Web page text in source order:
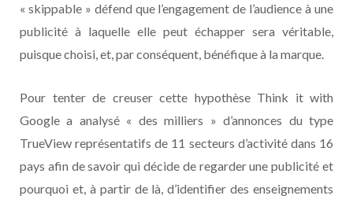
« skippable » défend que l’engagement de l’audience à une
publicité à laquelle elle peut échapper sera véritable,
puisque choisi, et, par conséquent, bénéfique à la marque.
Pour tenter de creuser cette hypothèse Think it with
Google a analysé « des milliers » d’annonces du type
TrueView représentatifs de 11 secteurs d’activité dans 16
pays afin de savoir qui décide de regarder une publicité et
pourquoi et, à partir de là, d’identifier des enseignements